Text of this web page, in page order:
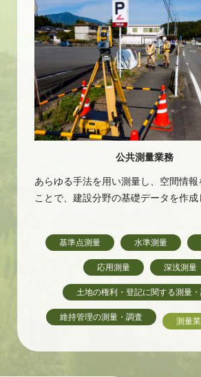
公共測量業務
あらゆる手法を用い測量し、空間情報
ことで、建設分野の基礎データを作成
基準点測量 水準測量
応用測量 深浅測量
土地の権利・登記に関する測量
維持管理の測量・調査 測量